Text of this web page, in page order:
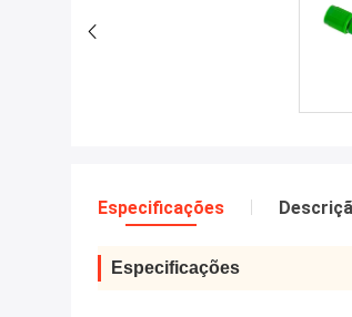
Especificações
Especificações